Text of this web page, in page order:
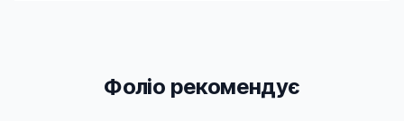
Фоліо рекомендує